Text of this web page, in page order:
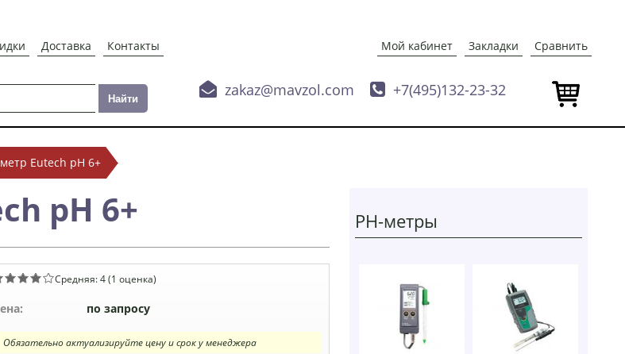
Доставка Контакты Мой кабинет Закладки Сравнить
 zakaz@mavzol.com  +7(495)132-23-32
Eutech рН 6+
рН 6+
Средняя:4 (1 оценка)
по запросу
Обязательно актуализируйте цену и срок у менеджера
РН-метры